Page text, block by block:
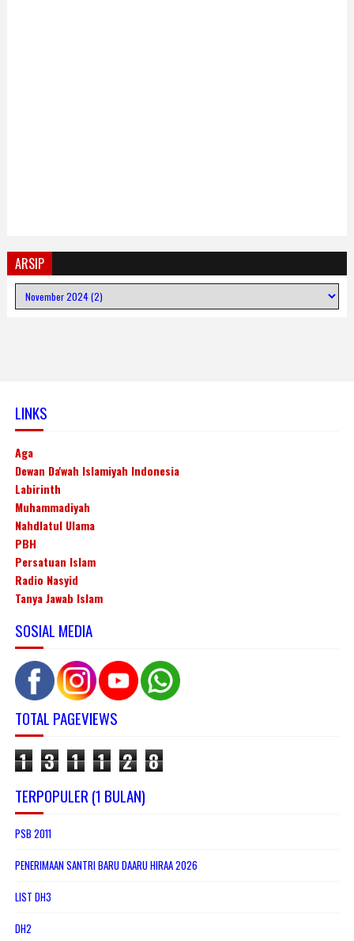
ARSIP
LINKS
Aga
Dewan Da'wah Islamiyah Indonesia
Labirinth
Muhammadiyah
Nahdlatul Ulama
PBH
Persatuan Islam
Radio Nasyid
Tanya Jawab Islam
SOSIAL MEDIA
TOTAL PAGEVIEWS
1 3 1 1 2 8
TERPOPULER (1 BULAN)
PSB 2011
PENERIMAAN SANTRI BARU DAARU HIRAA 2026
LIST DH3
DH2